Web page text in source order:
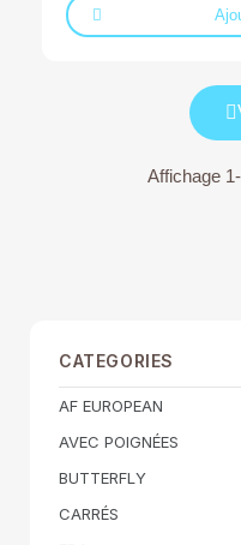
CATEGORIES
AF EUROPEAN
AVEC POIGNÉES
BUTTERFLY
CARRÉS
Affichage